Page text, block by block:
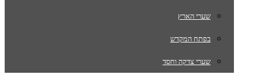
שערי הארץ
בפתח המקדש
שערי צדקה וחסד